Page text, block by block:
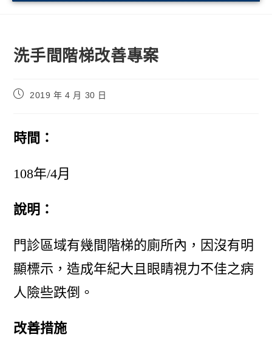
洗手間階梯改善專案
2019 年 4 月 30 日
時間：
108年/4月
說明：
門診區域有幾間階梯的廁所內，因沒有明
顯標示，造成年紀大且眼睛視力不佳之病
人險些跌倒。
改善措施